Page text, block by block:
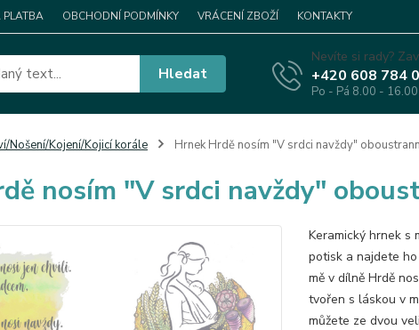
PLATBA OBCHODNÍ PODMÍNKY VRÁCENÍ ZBOŽÍ KONTAKTY
Hledat
Nevíte si rady?
+420 608 784
Po - Pá 8.00 - 16.00
Nošení/Kojení/Kojicí korále Hrnek Hrdě nosím "V srdci navždy"
nosím "V srdci navždy"
Keramický hrnek s
potisk a najdete
mě v dílně Hrdě
tvořen s láskou v
můžete ze dvou